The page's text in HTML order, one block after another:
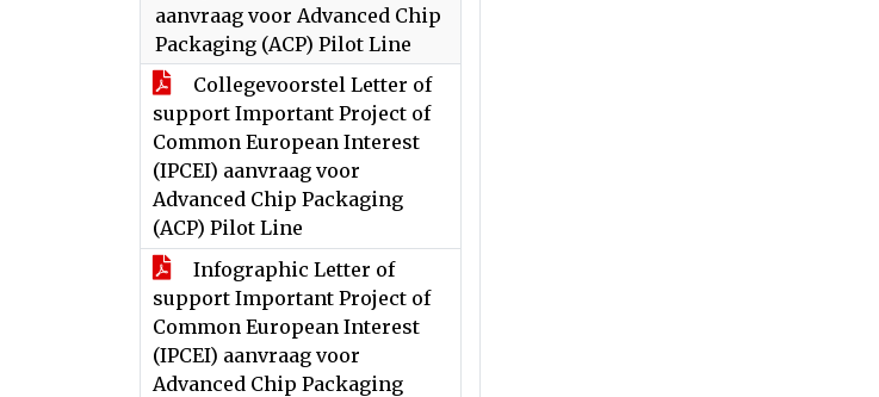
aanvraag voor Advanced Chip
Packaging (ACP) Pilot Line
Collegevoorstel Letter of
support Important Project of
Common European Interest
(IPCEI) aanvraag voor
Advanced Chip Packaging
(ACP) Pilot Line
Infographic Letter of
support Important Project of
Common European Interest
(IPCEI) aanvraag voor
Advanced Chip Packaging